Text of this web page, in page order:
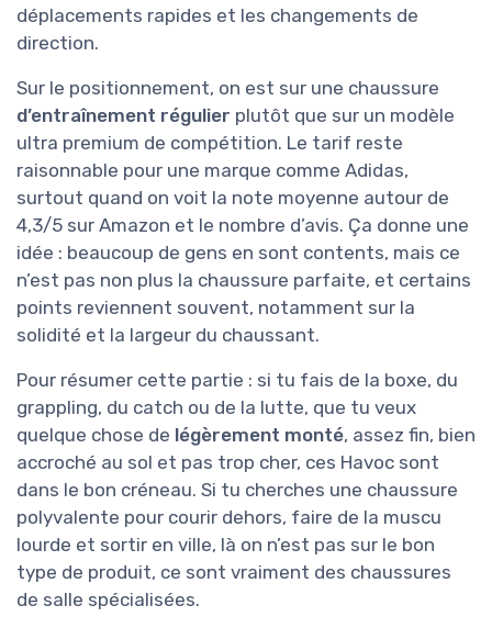
déplacements rapides et les changements de
direction.
Sur le positionnement, on est sur une chaussure
d’entraînement régulier plutôt que sur un modèle
ultra premium de compétition. Le tarif reste
raisonnable pour une marque comme Adidas,
surtout quand on voit la note moyenne autour de
4,3/5 sur Amazon et le nombre d’avis. Ça donne une
idée : beaucoup de gens en sont contents, mais ce
n’est pas non plus la chaussure parfaite, et certains
points reviennent souvent, notamment sur la
solidité et la largeur du chaussant.
Pour résumer cette partie : si tu fais de la boxe, du
grappling, du catch ou de la lutte, que tu veux
quelque chose de légèrement monté, assez fin, bien
accroché au sol et pas trop cher, ces Havoc sont
dans le bon créneau. Si tu cherches une chaussure
polyvalente pour courir dehors, faire de la muscu
lourde et sortir en ville, là on n’est pas sur le bon
type de produit, ce sont vraiment des chaussures
de salle spécialisées.